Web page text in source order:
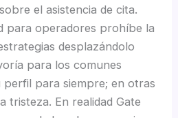
el asistencia de cita.
para operadores prohíbe la
desplazándolo
para los comunes
para siempre; en otras
tristeza. En realidad Gate